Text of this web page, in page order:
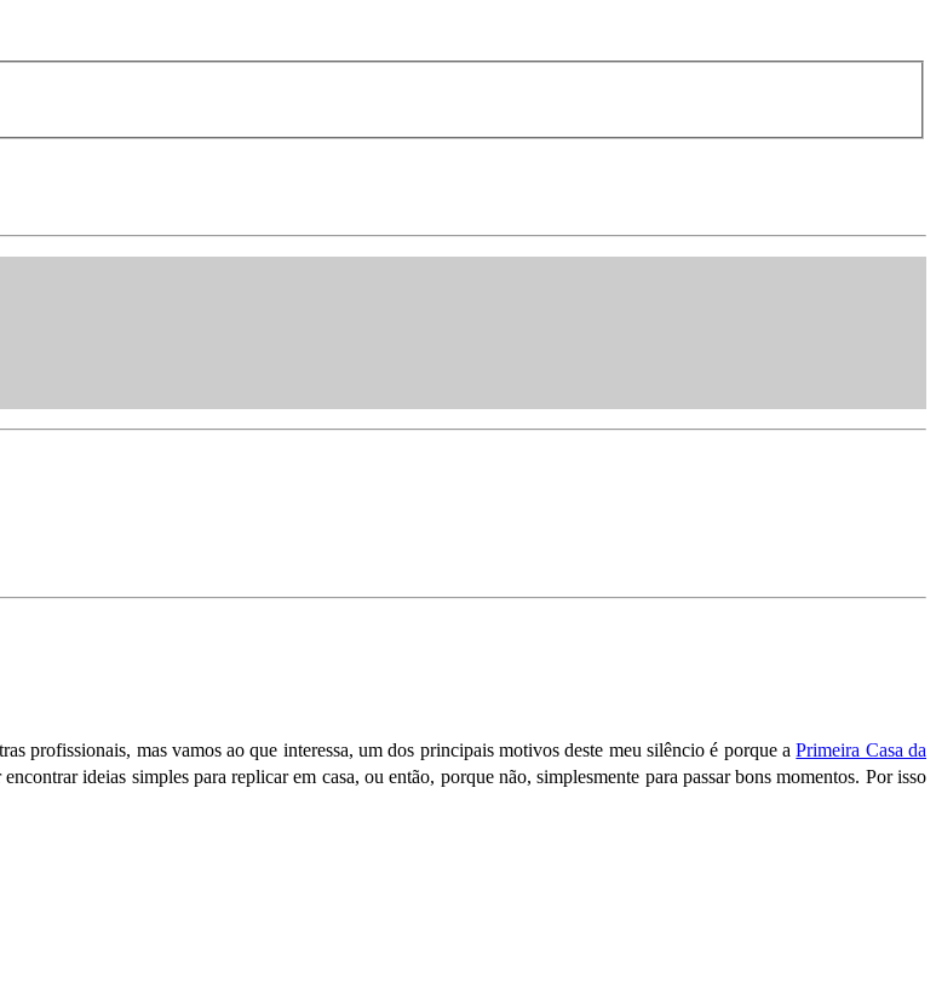
profissionais, mas vamos ao que interessa, um dos principais motivos deste meu silêncio é porque aPrimeira Casa da
ideias simples para replicar em casa, ou então, porque não, simplesmente para passar bons momentos. Por isso